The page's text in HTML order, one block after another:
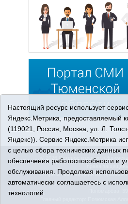
© 2026 Сетевое издание
права
© При использовании материалов
Адрес редакции: 627750
Настоящий ресурс использует
Яндекс.Метрика, предоставляемый
(119021, Россия, Москва, ул. Л.
Яндекс)). Сервис Яндекс.Метрика
с целью сбора технических данных
обеспечения работоспособности и
обслуживания. Продолжая
автоматически соглашаетесь с
технологий.